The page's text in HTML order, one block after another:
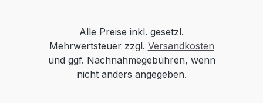
Alle Preise inkl. gesetzl.
Mehrwertsteuer zzgl. Versandkosten
und ggf. Nachnahmegebühren, wenn
nicht anders angegeben.